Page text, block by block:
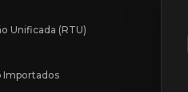
Unificada (RTU)
Importados